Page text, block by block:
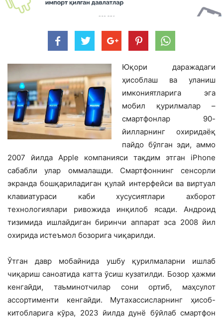
Юқори даражадаги
ҳисоблаш ва уланиш
имкониятларига эга
мобил қурилмалар –
смартфонлар 90-
йилларнинг охиридаёқ
пайдо бўлган эди, аммо
2007 йилда Apple компанияси тақдим этган iPhone
сабабли улар оммалашди. Смартфоннинг сенсорли
экранда бошқариладиган қулай интерфейси ва виртуал
клавиатураси каби хусусиятлари ахборот
технологиялари ривожида инқилоб ясади. Андроид
тизимида ишлайдиган биринчи аппарат эса 2008 йил
охирида истеъмол бозорига чиқарилди.
Ўтган давр мобайнида ушбу қурилмаларни ишлаб
чиқариш саноатида катта ўсиш кузатилди. Бозор ҳажми
кенгайди, таъминотчилар сони ортиб, маҳсулот
ассортименти кенгайди. Мутахассисларнинг ҳисоб-
китобларига кўра, 2023 йилда дунё бўйлаб смартфон